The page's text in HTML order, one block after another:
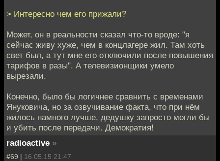
> Интересно чем его прижали?
Может, он в реальности сказал что-то вроде: "я
сейчас живу хуже, чем в концлагере жил. Там хоть
свет был, а тут мне его отключили после повышения
тарифов в разы". А телевизионщики умело
вырезали.
Конечно, было бы логичнее сравнить с временами
Януковича, но за озвучивание факта, что при нём
жилось намного лучше, дедушку запросто могли бы
и убить после передачи. Демократия!
radioactive »
#69 | 16.05.15 21:47